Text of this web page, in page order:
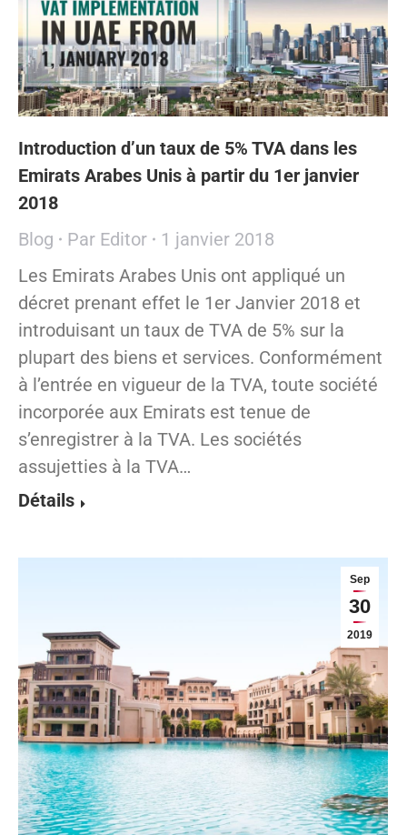
Introduction d’un taux de 5% TVA dans les
Emirats Arabes Unis à partir du 1er janvier
2018
Blog
Par Editor
1 janvier 2018
Les Emirats Arabes Unis ont appliqué un
décret prenant effet le 1er Janvier 2018 et
introduisant un taux de TVA de 5% sur la
plupart des biens et services. Conformément
à l’entrée en vigueur de la TVA, toute société
incorporée aux Emirats est tenue de
s’enregistrer à la TVA. Les sociétés
assujetties à la TVA…
Détails
Sep
30
2019